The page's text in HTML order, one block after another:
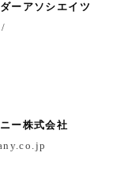
ーアソシエイツ
ー株式会社